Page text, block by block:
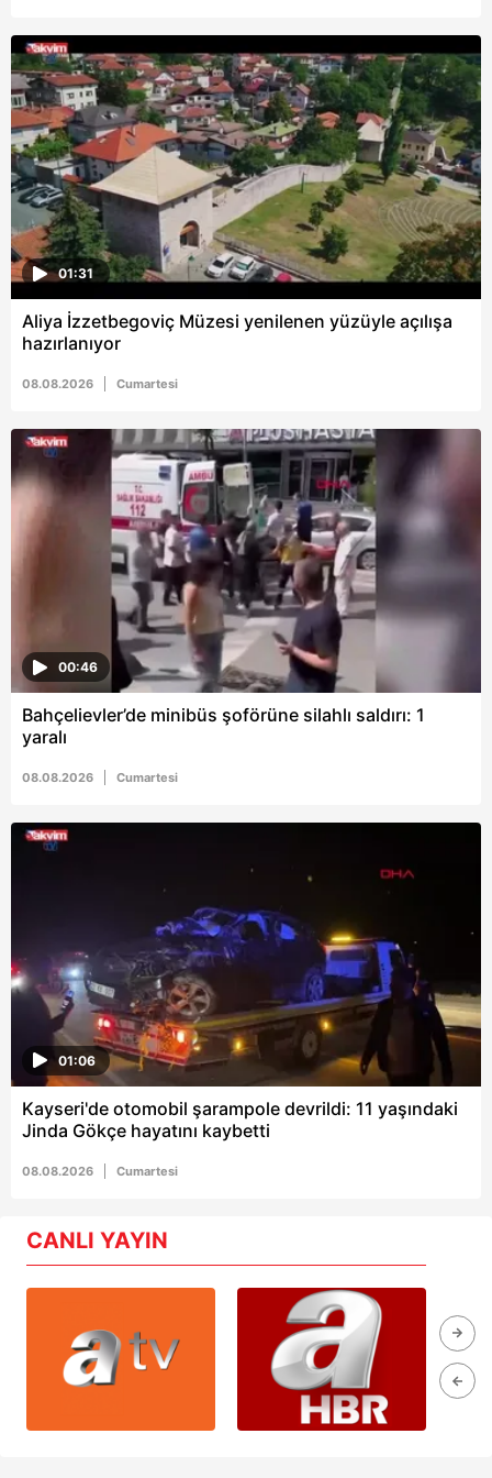
hazırlanmış Aydınlatma Metnimizi okumak ve sitemizde
ilgili mevzuata uygun olarak kullanılan çerezlerle ilgili bilgi
almak için lütfentıklayınız.
01:31
Aliya İzzetbegoviç Müzesi yenilenen yüzüyle açılışa
hazırlanıyor
08.08.2026 Cumartesi
00:46
Bahçelievler’de minibüs şoförüne silahlı saldırı: 1
yaralı
08.08.2026 Cumartesi
01:06
Kayseri'de otomobil şarampole devrildi: 11 yaşındaki
Jinda Gökçe hayatını kaybetti
08.08.2026 Cumartesi
CANLI YAYIN